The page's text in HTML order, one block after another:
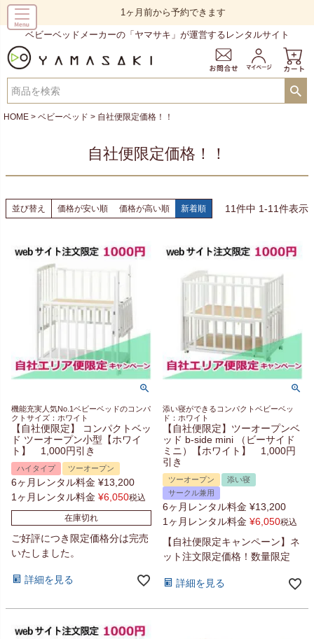
1ヶ月前から予約できます
ベビーベッドメーカーの「ヤマサキ」が運営するレンタルサイト
HOME ベビーベッド 自社便限定価格！！
自社便限定価格！！
並び替え 価格が安い順 価格が高い順 新着順 11件中 1-11件表示
機能充実人気No.1ベビーベッドのコンパ
クトサイズ：ホワイト
【自社便限定】 コンパクトベッ
ド ツーオープン小型【ホワイ
ト】 1,000円引き
ハイタイプ ツーオープン
6ヶ月レンタル料金 ¥13,200
1ヶ月レンタル料金 ¥6,050税込
在庫切れ
ご好評につき限定価格分は完売
いたしました。
詳細を見る
添い寝ができるコンパクトベビーベッ
ド：ホワイト
【自社便限定】ツーオープンベ
ッド b-side mini （ビーサイド
ミニ）【ホワイト】 1,000円
引き
ツーオープン
添い寝
サークル兼用
6ヶ月レンタル料金 ¥13,200
1ヶ月レンタル料金 ¥6,050税込
【自社便限定キャンペーン】ネ
ット注文限定価格！数量限定
詳細を見る